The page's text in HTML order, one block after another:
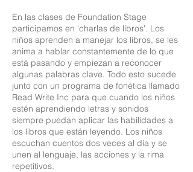
En las clases de Foundation Stage
participamos en 'charlas de libros'. Los
niños aprenden a manejar los libros, se les
anima a hablar constantemente de lo que
está pasando y empiezan a reconocer
algunas palabras clave. Todo esto sucede
junto con un programa de fonética llamado
Read Write Inc para que cuando los niños
estén aprendiendo letras y sonidos
siempre puedan aplicar las habilidades a
los libros que están leyendo. Los niños
escuchan cuentos dos veces al día y se
unen al lenguaje, las acciones y la rima
repetitivos.